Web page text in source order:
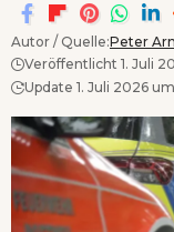
Autor / Quelle:Peter
Veröffentlicht 1. Juli
Update 1. Juli 2026 um